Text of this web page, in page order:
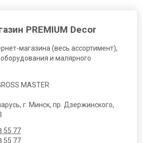
PREMIUM Decor
магазина (весь ассортимент),
и малярного
MASTER
г. Минск, пр. Дзержинского,
55 77
55 77